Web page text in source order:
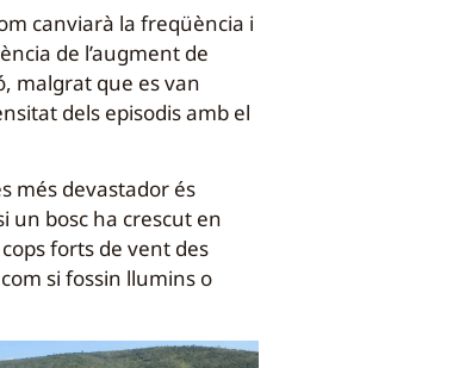
canviarà la freqüència i
de l’augment de
malgrat que es van
dels episodis amb el
més devastador és
un bosc ha crescut en
forts de vent des
si fossin llumins o